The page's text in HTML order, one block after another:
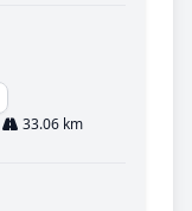
33.06 km